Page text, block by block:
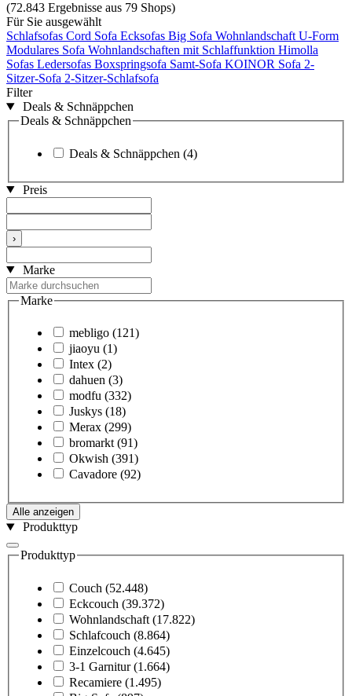
(72.843 Ergebnisse aus 79 Shops)
Für Sie ausgewählt
Schlafsofas Cord Sofa Ecksofas Big Sofa Wohnlandschaft U-Form
Modulares Sofa Wohnlandschaften mit Schlaffunktion Himolla
Sofas Ledersofas Boxspringsofa Samt-Sofa KOINOR Sofa 2-
Sitzer-Sofa 2-Sitzer-Schlafsofa
Filter
Deals & Schnäppchen
Deals & Schnäppchen
Deals & Schnäppchen (4)
Preis
›
Marke
Marke
mebligo (121)
jiaoyu (1)
Intex (2)
dahuen (3)
modfu (332)
Juskys (18)
Merax (299)
bromarkt (91)
Okwish (391)
Cavadore (92)
Alle anzeigen
Produkttyp
Produkttyp
Couch (52.448)
Eckcouch (39.372)
Wohnlandschaft (17.822)
Schlafcouch (8.864)
Einzelcouch (4.645)
3-1 Garnitur (1.664)
Recamiere (1.495)